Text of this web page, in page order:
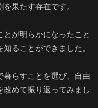
果たす存在です。
とが明らかになったこと
ることができました。
暮らすことを選び、自由
改めて振り返ってみまし